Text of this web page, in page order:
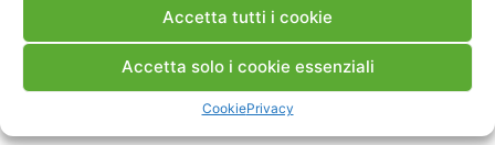
Accetta tutti i cookie
Accetta solo i cookie essenziali
CookiePrivacy
Note Legali
Dove siamo